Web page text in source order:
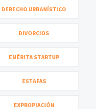
DERECHO URBANÍSTICO
DIVORCIOS
EMÉRITA STARTUP
ESTAFAS
EXPROPIACIÓN